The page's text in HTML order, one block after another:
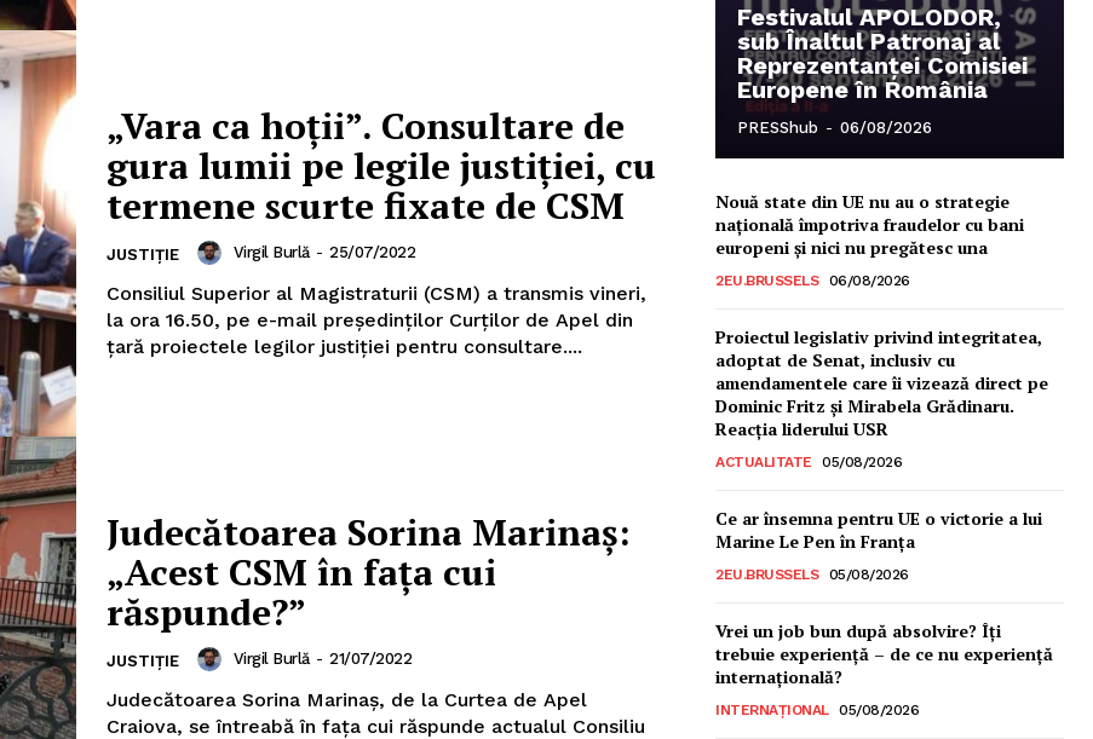
PRESShub
Proiecte editoriale
„Vara ca hoții”. Consultare de
gura lumii pe legile justiției, cu
termene scurte fixate de CSM
JUSTIȚIE Virgil Burlă - 25/07/2022
Consiliul Superior al Magistraturii (CSM) a transmis vineri,
la ora 16.50, pe e-mail președinților Curților de Apel din
țară proiectele legilor justiției pentru consultare....
Judecătoarea Sorina Marinaș:
„Acest CSM în fața cui
răspunde?”
JUSTIȚIE Virgil Burlă - 21/07/2022
Judecătoarea Sorina Marinaș, de la Curtea de Apel
Craiova, se întreabă în fața cui răspunde actualul Consiliu
Festivalul APOLODOR,
sub Înaltul Patronaj al
Reprezentanței Comisiei
Europene în România
PRESShub - 06/08/2026
Nouă state din UE nu au o strategie
națională împotriva fraudelor cu bani
europeni și nici nu pregătesc una
2EU.BRUSSELS 06/08/2026
Proiectul legislativ privind integritatea,
adoptat de Senat, inclusiv cu
amendamentele care îi vizează direct pe
Dominic Fritz și Mirabela Grădinaru.
Reacția liderului USR
ACTUALITATE 05/08/2026
Ce ar însemna pentru UE o victorie a lui
Marine Le Pen în Franța
2EU.BRUSSELS 05/08/2026
Vrei un job bun după absolvire? Îți
trebuie experiență – de ce nu experiență
internațională?
INTERNAȚIONAL 05/08/2026